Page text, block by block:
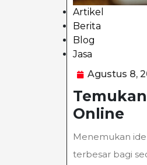
Artikel
Berita
Blog
Jasa
Category
Agustus 8,
Online
Menemukan
terbesar bagi